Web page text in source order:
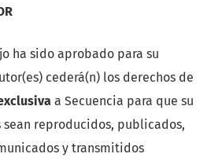
ha sido aprobado para su
cederá(n) los derechos de
a Secuencia para que su
reproducidos, publicados,
y transmitidos